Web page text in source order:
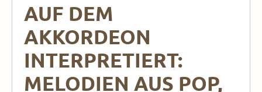
AUF DEM
AKKORDEON
INTERPRETIERT:
MELODIEN AUS POP,